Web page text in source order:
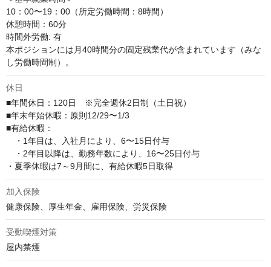
10：00〜19：00（所定労働時間：8時間）
休憩時間：60分
時間外労働: 有
本ポジションには月40時間分の固定残業代が含まれています（みな
し労働時間制）。
休日
■年間休日：120日　※完全週休2日制（土日祝）
■年末年始休暇：原則12/29〜1/3
■有給休暇：
・1年目は、入社月により、6〜15日付与
・2年目以降は、勤務年数により、16〜25日付与
・夏季休暇は7～9月間に、有給休暇5日取得
加入保険
健康保険、厚生年金、雇用保険、労災保険
受動喫煙対策
屋内禁煙